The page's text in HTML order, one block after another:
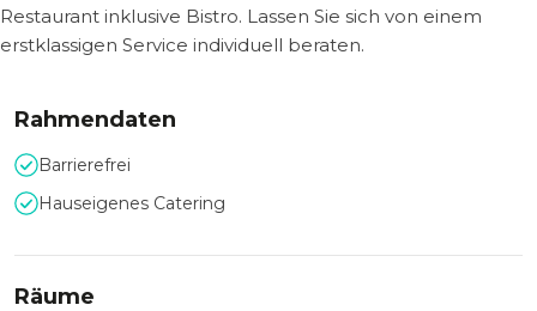
Restaurant inklusive Bistro. Lassen Sie sich von einem
erstklassigen Service individuell beraten.
Rahmendaten
Barrierefrei
Hauseigenes Catering
Räume